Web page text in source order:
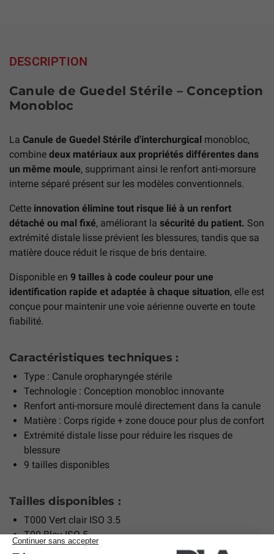
DESCRIPTION
Canule de Guedel Stérile – Conception
Monobloc
La Canule de Guedel Stérile d'interchurgical monobloc,
combine deux matériaux aux propriétés différentes dans
un même moule, supprimant ainsi le renfort anti-morsure
interne séparé présent sur les modèles conventionnels.
Cette innovation élimine tout risque lié à un renfort
détaché ou mal fixé, améliorant la sécurité du patient. Son
extrémité distale lisse prévient les blessures, tandis que sa
matière douce réduit le risque de bris dentaire.
Disponible en 9 tailles à code couleur pour une
identification rapide et adaptée à chaque situation, elle est
conçue pour maintenir une voie aérienne ouverte en toute
fiabilité.
Caractéristiques techniques :
Type : Canule oropharyngée stérile
Technologie : Conception monobloc innovante
Renfort anti-morsure moulé directement dans la canule
Matière : Corps rigide + zone douce pour plus de confort
Extrémité distale lisse pour réduire les risques de
blessure
9 tailles disponibles
Tailles disponibles :
T000 Vert clair ISO 3.5
T00 Bleu ISO 5
T0 Gris ISO 5.5